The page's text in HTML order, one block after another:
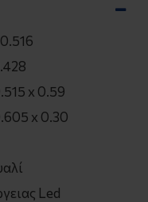
x 0.59
x 0.30
Led